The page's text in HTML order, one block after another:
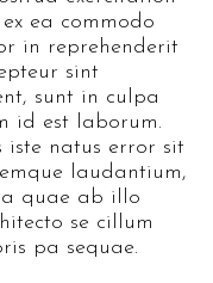
ea commodo
in reprehenderit
sint
sunt in culpa
id est laborum.
iste natus error sit
laudantium,
quae ab illo
se cillum
pa sequae.